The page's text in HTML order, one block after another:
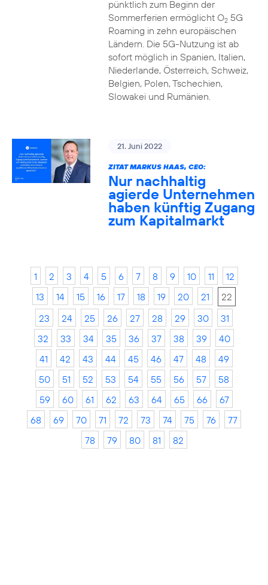
pünktlich zum Beginn der
Sommerferien ermöglicht O25G
Roaming in zehn europäischen
Ländern. Die 5G-Nutzung ist ab
sofort möglich in Spanien, Italien,
Niederlande, Österreich, Schweiz,
Belgien, Polen, Tschechien,
Slowakei und Rumänien.
21. Juni 2022
ZITAT MARKUS HAAS, CEO:
Nur nachhaltig
agierde Unternehmen
haben künftig Zugang
zum Kapitalmarkt
1 2 3 4 5 6 7 8 9 10 11
12
13
14 15 16 17 18 19 20 21
22
23
24 25 26 27 28 29 30
31
32
33 34 35 36 37 38 39
40
41
42 43 44 45 46 47 48
49
50
51 52 53 54 55 56 57
58
59
60 61 62 63 64 65 66
67
68
69 70 71 72 73 74 75 76
77
78
79 80 81 82